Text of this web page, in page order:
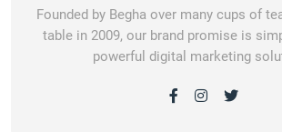
Founded by Begha over many cups of
table in 2009, our brand promise is
powerful digital marketing